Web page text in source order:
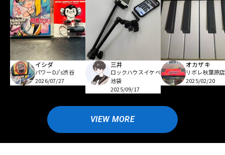
イシダ
パワーDJ's渋谷
2026/07/27
三井
ロックハウスイケベ
池袋
2025/09/17
オカザキ
リボレ秋葉原店
2025/02/20
VIEW MORE